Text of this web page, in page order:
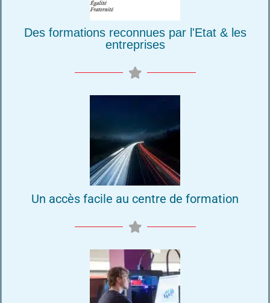
Des formations reconnues par l'Etat & les
entreprises
Un accès facile au centre de formation